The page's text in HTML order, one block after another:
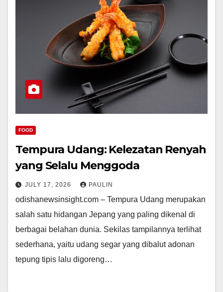
FOOD
Tempura Udang: Kelezatan Renyah
yang Selalu Menggoda
JULY 17, 2026 PAULIN
odishanewsinsight.com – Tempura Udang merupakan
salah satu hidangan Jepang yang paling dikenal di
berbagai belahan dunia. Sekilas tampilannya terlihat
sederhana, yaitu udang segar yang dibalut adonan
tepung tipis lalu digoreng…